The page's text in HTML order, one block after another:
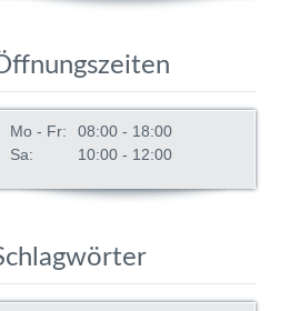
Mo - Fr:
08:00 - 18:00
Sa:
10:00 - 12:00